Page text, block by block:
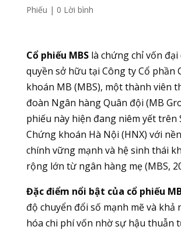
Phiếu | 0 Lời bình
Cổ phiếu MBSlà chứng chỉ vốn đại
quyền sở hữu tại Công ty Cổ phần
khoán MB (MBS), một thành viên
đoàn Ngân hàng Quân đội (MB
phiếu này hiện đang niêm yết trên
Chứng khoán Hà Nội (HNX) với
chính vững mạnh và hệ sinh thái
rộng lớn từ ngân hàng mẹ (MBS,
Đặc điểm nổi bật của cổ phiếu
độ chuyển đổi số mạnh mẽ và khả
hóa chi phí vốn nhờ sự hậu thuẫn